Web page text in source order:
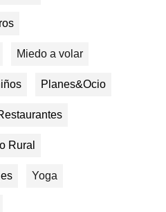
Miedo a volar
Planes&Ocio
Rural
Yoga